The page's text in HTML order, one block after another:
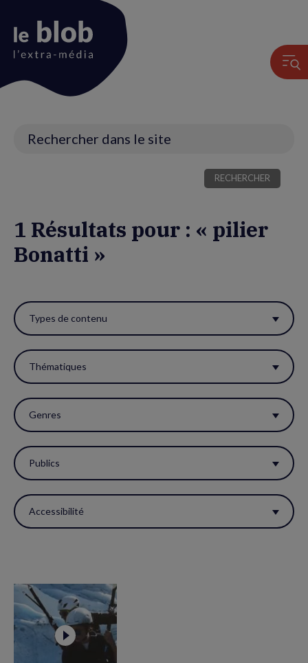
1 Résultats pour : « pilier
Bonatti »
ces
filtres
pour
réactualiser
la
page.
Types de contenu
Thématiques
Genres
Publics
Accessibilité